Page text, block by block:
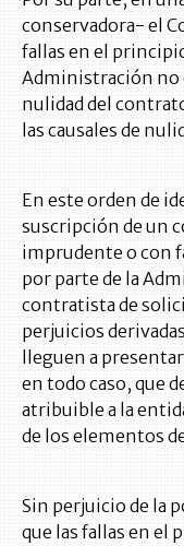
conservadora- el
fallas en el
Administración no
nulidad del
las causales de
En este orden de
suscripción de un
imprudente o con
por parte de la
contratista de
perjuicios
lleguen a
en todo caso, que
atribuible a la
de los elementos
Sin perjuicio de la
que las fallas en el